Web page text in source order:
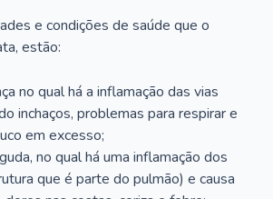
e condições de saúde que o
estão:
no qual há a inflamação das vias
inchaços, problemas para respirar e
em excesso;
no qual há uma inflamação dos
que é parte do pulmão) e causa